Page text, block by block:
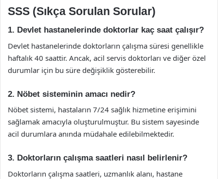
SSS (Sıkça Sorulan Sorular)
1. Devlet hastanelerinde doktorlar kaç saat çalışır?
Devlet hastanelerinde doktorların çalışma süresi genellikle
haftalık 40 saattir. Ancak, acil servis doktorları ve diğer özel
durumlar için bu süre değişiklik gösterebilir.
2. Nöbet sisteminin amacı nedir?
Nöbet sistemi, hastaların 7/24 sağlık hizmetine erişimini
sağlamak amacıyla oluşturulmuştur. Bu sistem sayesinde
acil durumlara anında müdahale edilebilmektedir.
3. Doktorların çalışma saatleri nasıl belirlenir?
Doktorların çalışma saatleri, uzmanlık alanı, hastane